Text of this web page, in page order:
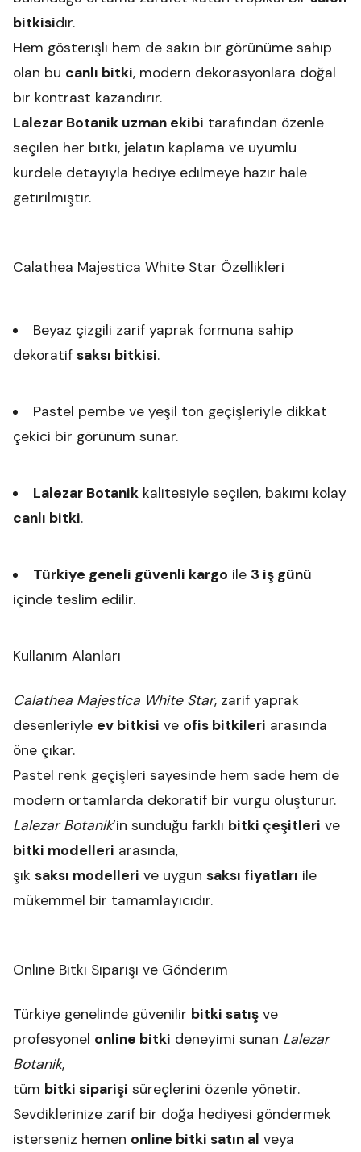
bitkisidir.
Hem gösterişli hem de sakin bir görünüme sahip
olan bu canlı bitki, modern dekorasyonlara doğal
bir kontrast kazandırır.
Lalezar Botanik uzman ekibi tarafından özenle
seçilen her bitki, jelatin kaplama ve uyumlu
kurdele detayıyla hediye edilmeye hazır hale
getirilmiştir.
Calathea Majestica White Star Özellikleri
Beyaz çizgili zarif yaprak formuna sahip
dekoratif saksı bitkisi.
Pastel pembe ve yeşil ton geçişleriyle dikkat
çekici bir görünüm sunar.
Lalezar Botanikkalitesiyle seçilen, bakımı kolay
canlı bitki.
Türkiye geneli güvenli kargo ile 3 iş günü
içinde teslim edilir.
Kullanım Alanları
Calathea Majestica White Star, zarif yaprak
desenleriyle ev bitkisi ve ofis bitkileri arasında
öne çıkar.
Pastel renk geçişleri sayesinde hem sade hem de
modern ortamlarda dekoratif bir vurgu oluşturur.
Lalezar Botanik’in sunduğu farklı bitki çeşitleri ve
bitki modelleri arasında,
şık saksı modelleri ve uygun saksı fiyatları ile
mükemmel bir tamamlayıcıdır.
Online Bitki Siparişi ve Gönderim
Türkiye genelinde güvenilir bitki satış ve
profesyonel online bitki deneyimi sunan Lalezar
Botanik,
tüm bitki siparişi süreçlerini özenle yönetir.
Sevdiklerinize zarif bir doğa hediyesi göndermek
isterseniz hemen online bitki satın al veya